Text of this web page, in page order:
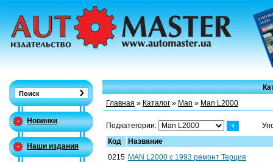
Новинки
Наши издания
Главная » Каталог » Man » Man L2000
Подкатегории:
Код
Название
0215 MAN L2000 с 1993 ремонт Терция